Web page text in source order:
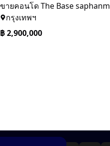
กรุงเทพฯ
฿2,900,000